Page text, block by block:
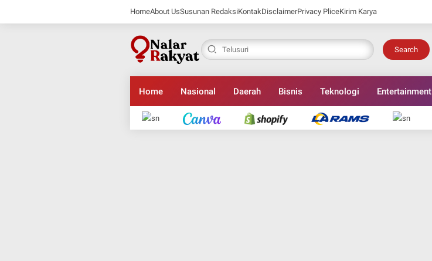
HomeAbout UsSusunan RedaksiKontakDisclaimerPrivacy PliceKirim Karya
Search
Home Nasional Daerah Bisnis Teknologi Entertainment